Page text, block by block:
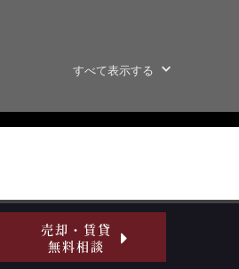
すべて表示する
売却・賃貸
無料相談